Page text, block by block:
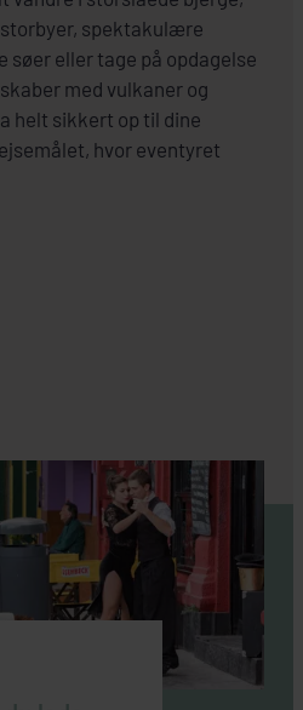
spektakulære
søer eller tage på opdagelse
med vulkaner og
helt sikkert op til dine
hvor eventyret